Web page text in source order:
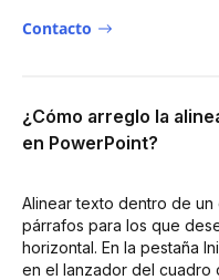
Contacto
¿Cómo arreglo la
en PowerPoint?
Alinear texto dentro de
párrafos para los que
horizontal. En la pestaña
en el lanzador del cuadro